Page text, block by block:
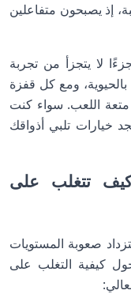
إذ يصبحون متفاعلين
لا يتجزأ من تجربة
ومع كل قفزة
اللعب. سواء كنت
خيارات تلبي أذواقك
تتغلب على
صعوبة المستويات
كيفية التغلب على